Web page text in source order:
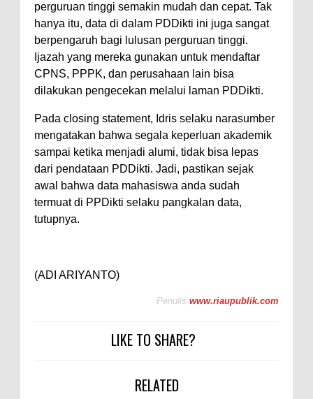
perguruan tinggi semakin mudah dan cepat. Tak
hanya itu, data di dalam PDDikti ini juga sangat
berpengaruh bagi lulusan perguruan tinggi.
Ijazah yang mereka gunakan untuk mendaftar
CPNS, PPPK, dan perusahaan lain bisa
dilakukan pengecekan melalui laman PDDikti.
Pada closing statement, Idris selaku narasumber
mengatakan bahwa segala keperluan akademik
sampai ketika menjadi alumi, tidak bisa lepas
dari pendataan PDDikti. Jadi, pastikan sejak
awal bahwa data mahasiswa anda sudah
termuat di PPDikti selaku pangkalan data,
tutupnya.
(ADI ARIYANTO)
Penulis www.riaupublik.com
LIKE TO SHARE?
RELATED